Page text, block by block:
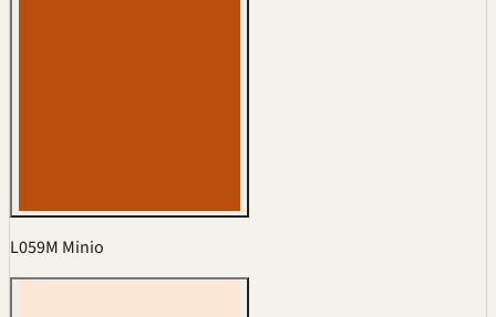
L059M Minio